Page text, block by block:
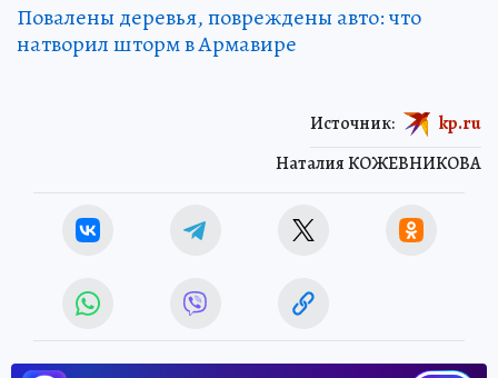
Повалены деревья, повреждены авто: что
натворил шторм в Армавире
Наталия КОЖЕВНИКОВА
Источник: kp.ru